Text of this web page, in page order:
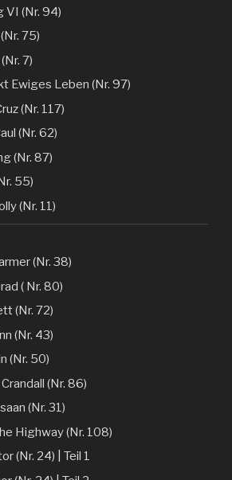
VI (Nr. 94)
75)
7)
Ewiges Leben (Nr. 97)
(Nr. 117)
(Nr. 62)
(Nr. 87)
55)
(Nr. 11)
(Nr. 38)
( Nr. 80)
(Nr. 72)
(Nr. 43)
(Nr. 50)
(Nr. 86)
(Nr. 31)
Highway (Nr. 108)
(Nr. 24) | Teil 1